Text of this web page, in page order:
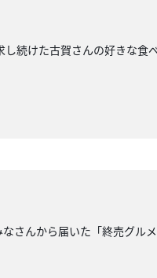
続けた古賀さんの好きな食
さんから届いた「終売グル